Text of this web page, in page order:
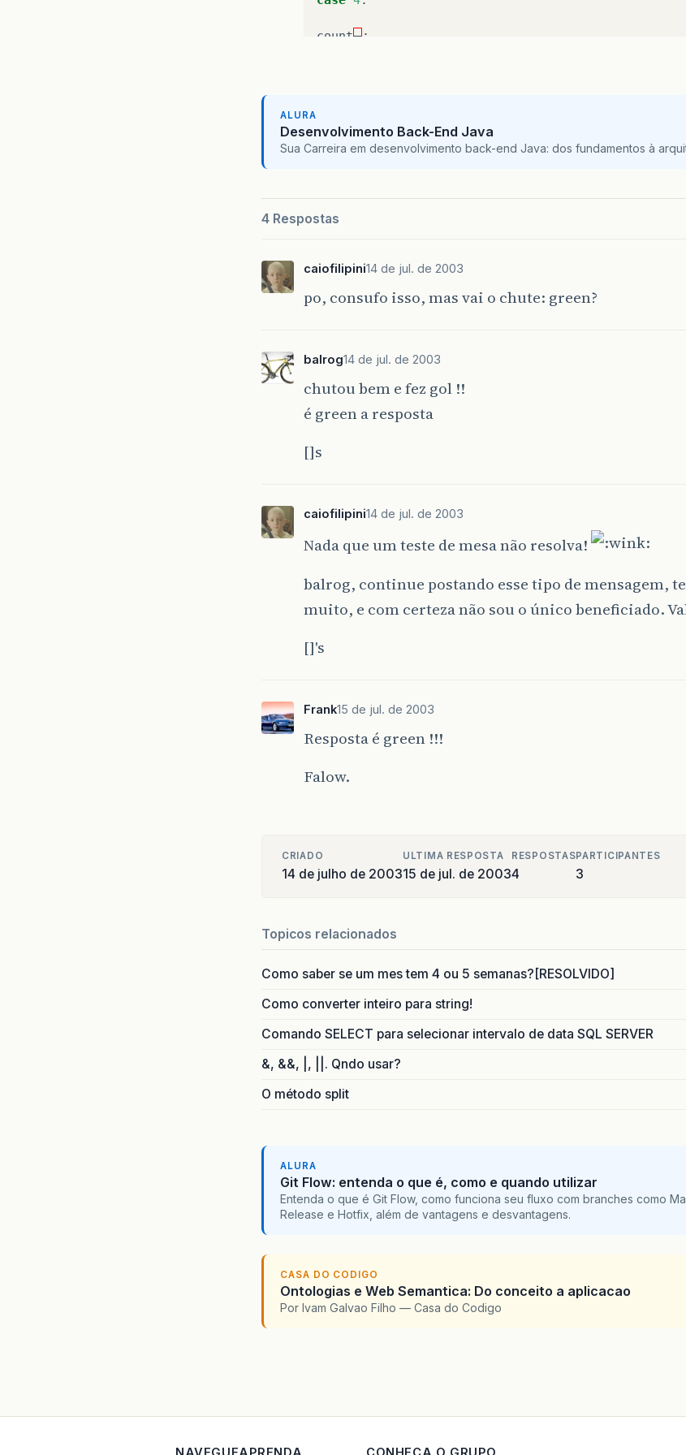
count– ;
count ;
} // switch end
}
}
ALURA
Desenvolvimento Back-End Java
Sua Carreira em desenvolvimento back-end Java: dos fundamentos à
4 Respostas
caiofilipini14 de jul. de 2003
po, consufo isso, mas vai o chute: green?
balrog14 de jul. de 2003
chutou bem e fez gol !!
é green a resposta
[]s
caiofilipini14 de jul. de 2003
Nada que um teste de mesa não resolva!
balrog, continue postando esse tipo de mensagem,
muito, e com certeza não sou o único beneficiado.
[]'s
Frank15 de jul. de 2003
Resposta é green !!!
Falow.
CRIADO
14 de julho de 2003
ULTIMA RESPOSTA
15 de jul. de 2003
RESPOSTAS
4
PARTICIPANTES
3
Topicos relacionados
Como saber se um mes tem 4 ou 5 semanas?[RESOLVIDO]
Como converter inteiro para string!
Comando SELECT para selecionar intervalo de data SQL SERVER
&, &&, |, ||. Qndo usar?
O método split
ALURA
Git Flow: entenda o que é, como e quando utilizar
Entenda o que é Git Flow, como funciona seu fluxo com branches como
Release e Hotfix, além de vantagens e desvantagens.
CASA DO CODIGO
Ontologias e Web Semantica: Do conceito a aplicacao
Por Ivam Galvao Filho — Casa do Codigo